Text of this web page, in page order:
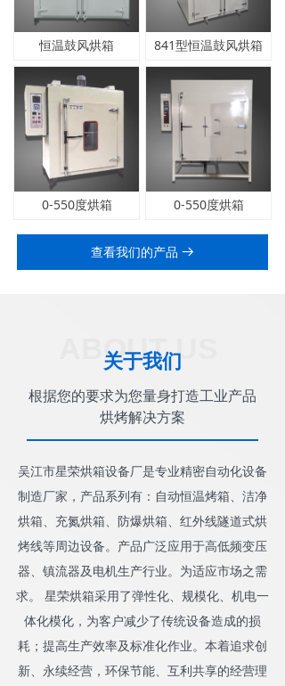
恒温鼓风烘箱 841型恒温鼓风烘箱
0-550度烘箱 0-550度烘箱
ABOUT US
关于我们
根据您的要求为您量身打造工业产品
烘烤解决方案
吴江市星荣烘箱设备厂是专业精密自动化设备
制造厂家，产品系列有：自动恒温烤箱、洁净
烘箱、充氮烘箱、防爆烘箱、红外线隧道式烘
烤线等周边设备。产品广泛应用于高低频变压
器、镇流器及电机生产行业。为适应市场之需
求。 星荣烘箱采用了弹性化、规模化、机电一
体化模化，为客户减少了传统设备造成的损
耗；提高生产效率及标准化作业。本着追求创
新、永续经营，环保节能、互利共享的经营理
查看我们的产品 뀠